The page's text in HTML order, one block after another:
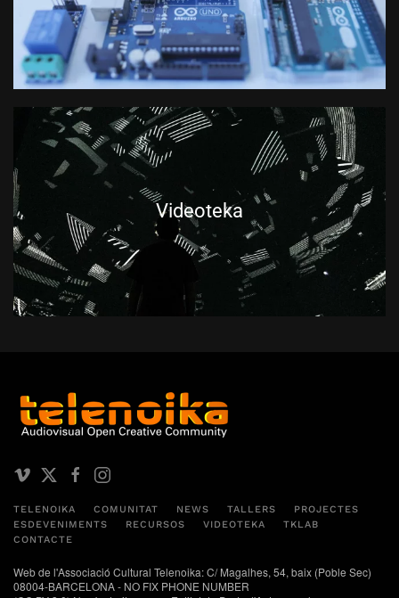
Videoteka
TELENOIKA COMUNITAT NEWS TALLERS
PROJECTES
ESDEVENIMENTS
RECURSOS VIDEOTEKA
TKLAB
CONTACTE
Web de l'Associació Cultural Telenoika: C/ Magalhes, 54, baix (Poble Sec)
08004-BARCELONA - NO FIX PHONE NUMBER